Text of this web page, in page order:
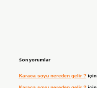
Son yorumlar
Karaca soyu nereden gelir ?için